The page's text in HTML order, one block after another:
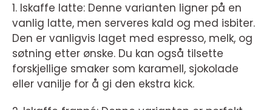
1. Iskaffe latte: Denne varianten ligner på en
vanlig latte, men serveres kald og med isbiter.
Den er vanligvis laget med espresso, melk, og
søtning etter ønske. Du kan også tilsette
forskjellige smaker som karamell, sjokolade
eller vanilje for å gi den ekstra kick.